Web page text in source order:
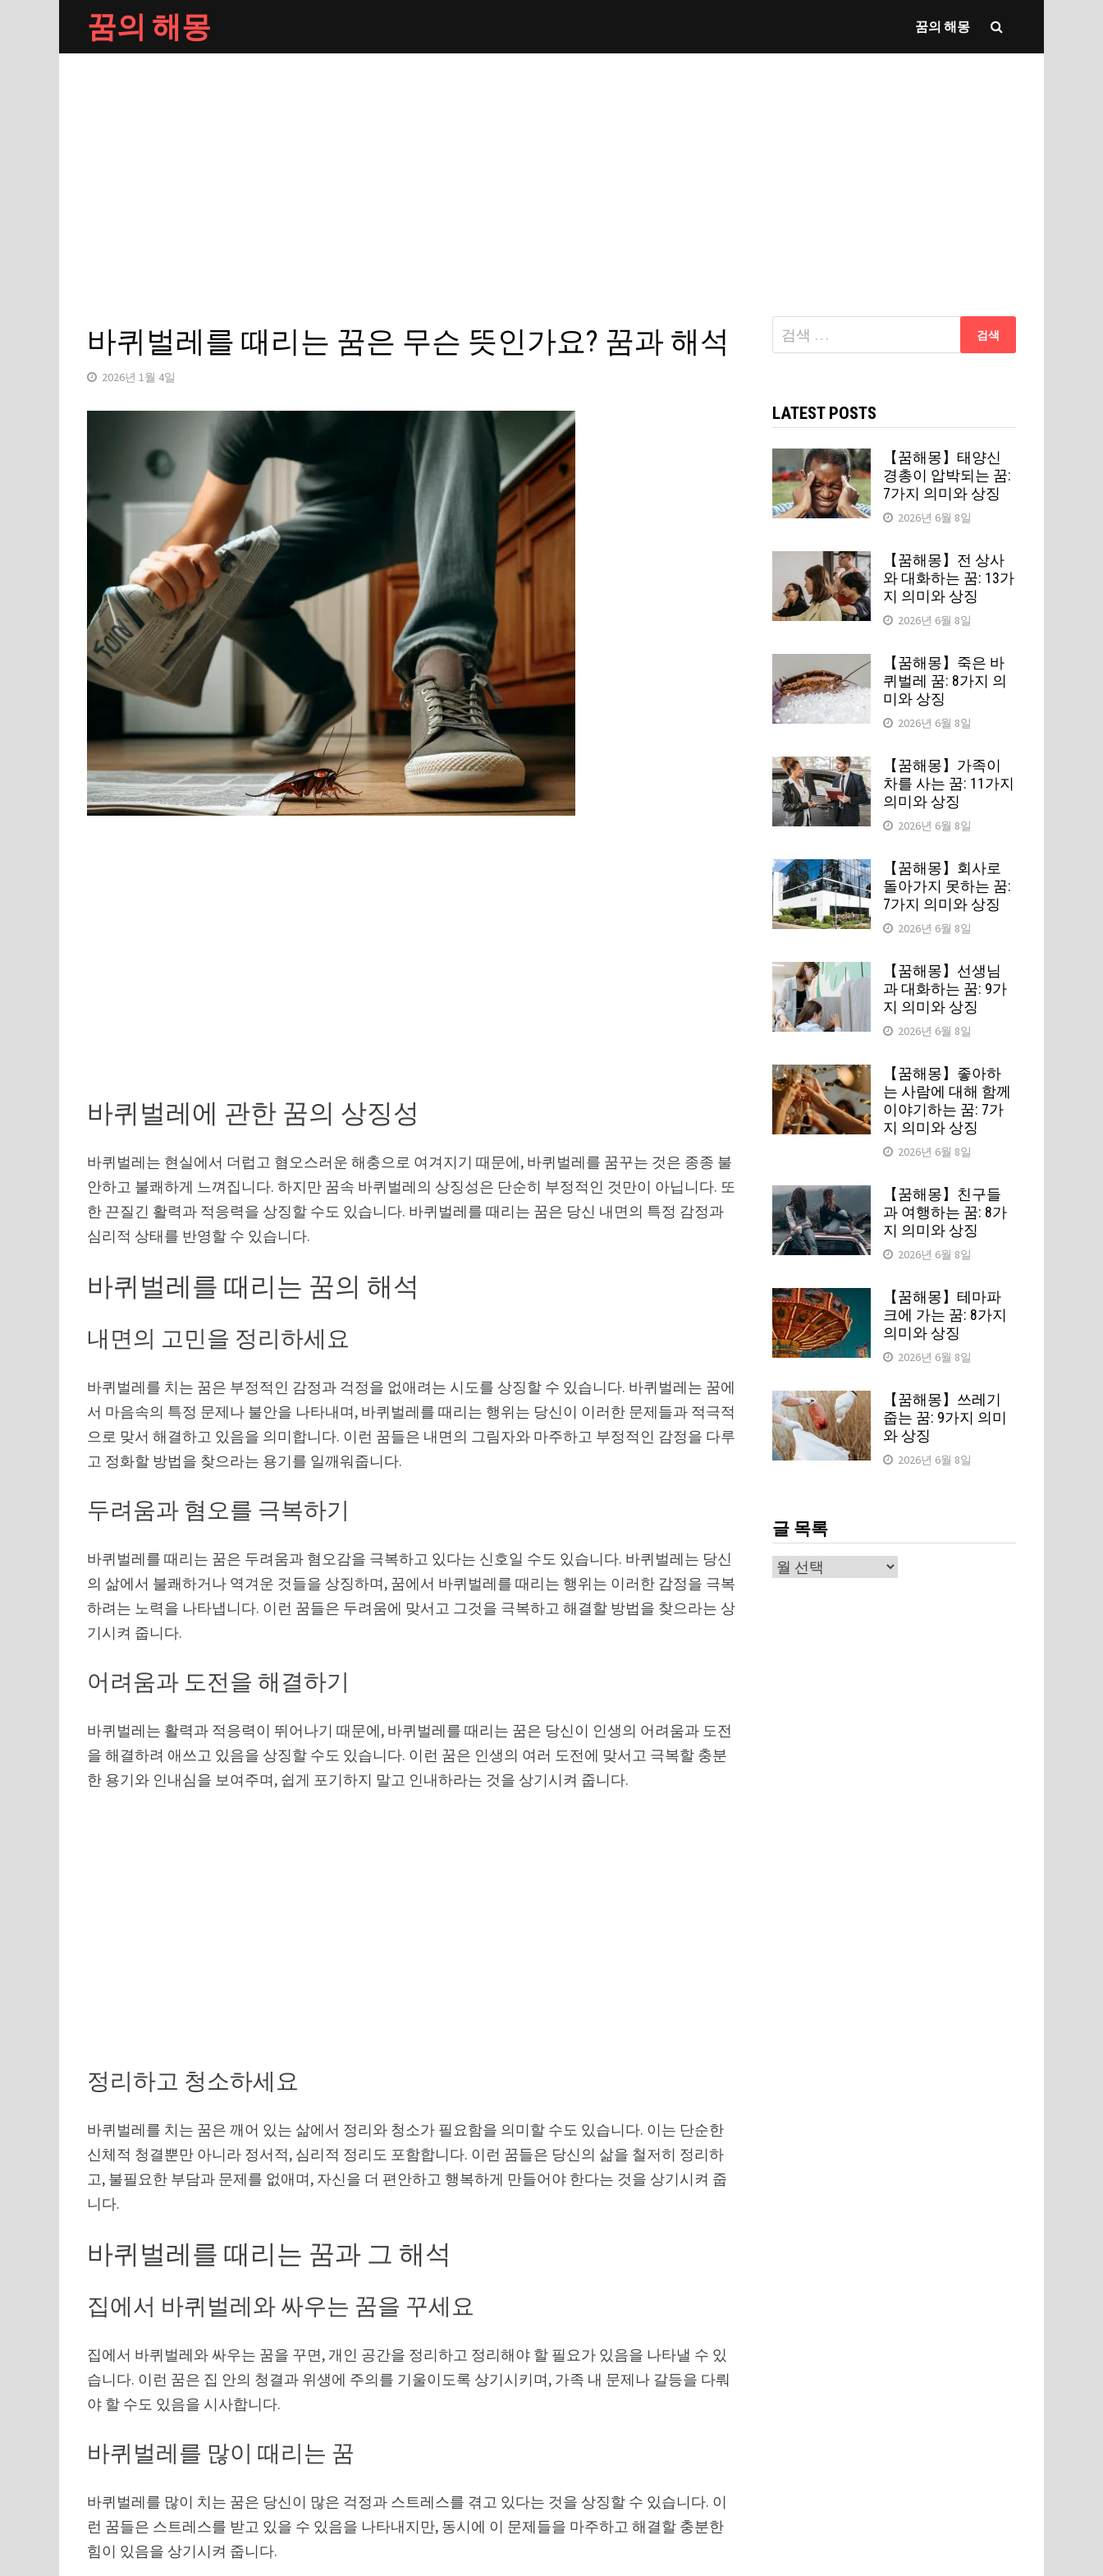
content
꿈의 해몽 꿈의 해몽
바퀴벌레를 때리는 꿈은 무슨 뜻인가요? 꿈과 해석
2026년 1월 4일
바퀴벌레에 관한 꿈의 상징성
바퀴벌레는 현실에서 더럽고 혐오스러운 해충으로 여겨지기 때문에, 바퀴벌레를 꿈꾸는 것은 종종 불
안하고 불쾌하게 느껴집니다. 하지만 꿈속 바퀴벌레의 상징성은 단순히 부정적인 것만이 아닙니다. 또
한 끈질긴 활력과 적응력을 상징할 수도 있습니다. 바퀴벌레를 때리는 꿈은 당신 내면의 특정 감정과
심리적 상태를 반영할 수 있습니다.
바퀴벌레를 때리는 꿈의 해석
내면의 고민을 정리하세요
바퀴벌레를 치는 꿈은 부정적인 감정과 걱정을 없애려는 시도를 상징할 수 있습니다. 바퀴벌레는 꿈에
서 마음속의 특정 문제나 불안을 나타내며, 바퀴벌레를 때리는 행위는 당신이 이러한 문제들과 적극적
으로 맞서 해결하고 있음을 의미합니다. 이런 꿈들은 내면의 그림자와 마주하고 부정적인 감정을 다루
고 정화할 방법을 찾으라는 용기를 일깨워줍니다.
두려움과 혐오를 극복하기
바퀴벌레를 때리는 꿈은 두려움과 혐오감을 극복하고 있다는 신호일 수도 있습니다. 바퀴벌레는 당신
의 삶에서 불쾌하거나 역겨운 것들을 상징하며, 꿈에서 바퀴벌레를 때리는 행위는 이러한 감정을 극복
하려는 노력을 나타냅니다. 이런 꿈들은 두려움에 맞서고 그것을 극복하고 해결할 방법을 찾으라는 상
기시켜 줍니다.
어려움과 도전을 해결하기
바퀴벌레는 활력과 적응력이 뛰어나기 때문에, 바퀴벌레를 때리는 꿈은 당신이 인생의 어려움과 도전
을 해결하려 애쓰고 있음을 상징할 수도 있습니다. 이런 꿈은 인생의 여러 도전에 맞서고 극복할 충분
한 용기와 인내심을 보여주며, 쉽게 포기하지 말고 인내하라는 것을 상기시켜 줍니다.
정리하고 청소하세요
바퀴벌레를 치는 꿈은 깨어 있는 삶에서 정리와 청소가 필요함을 의미할 수도 있습니다. 이는 단순한
신체적 청결뿐만 아니라 정서적, 심리적 정리도 포함합니다. 이런 꿈들은 당신의 삶을 철저히 정리하
고, 불필요한 부담과 문제를 없애며, 자신을 더 편안하고 행복하게 만들어야 한다는 것을 상기시켜 줍
니다.
바퀴벌레를 때리는 꿈과 그 해석
집에서 바퀴벌레와 싸우는 꿈을 꾸세요
집에서 바퀴벌레와 싸우는 꿈을 꾸면, 개인 공간을 정리하고 정리해야 할 필요가 있음을 나타낼 수 있
습니다. 이런 꿈은 집 안의 청결과 위생에 주의를 기울이도록 상기시키며, 가족 내 문제나 갈등을 다뤄
야 할 수도 있음을 시사합니다.
바퀴벌레를 많이 때리는 꿈
바퀴벌레를 많이 치는 꿈은 당신이 많은 걱정과 스트레스를 겪고 있다는 것을 상징할 수 있습니다. 이
런 꿈들은 스트레스를 받고 있을 수 있음을 나타내지만, 동시에 이 문제들을 마주하고 해결할 충분한
힘이 있음을 상기시켜 줍니다.
다
음
LATEST POSTS
【꿈해몽】태양신
경총이 압박되는 꿈:
7가지 의미와 상징
2026년 6월 8일
【꿈해몽】전 상사
와 대화하는 꿈: 13가
지 의미와 상징
2026년 6월 8일
【꿈해몽】죽은 바
퀴벌레 꿈: 8가지 의
미와 상징
2026년 6월 8일
【꿈해몽】가족이
차를 사는 꿈: 11가지
의미와 상징
2026년 6월 8일
【꿈해몽】회사로
돌아가지 못하는 꿈:
7가지 의미와 상징
2026년 6월 8일
【꿈해몽】선생님
과 대화하는 꿈: 9가
지 의미와 상징
2026년 6월 8일
【꿈해몽】좋아하
는 사람에 대해 함께
이야기하는 꿈: 7가
지 의미와 상징
2026년 6월 8일
【꿈해몽】친구들
과 여행하는 꿈: 8가
지 의미와 상징
2026년 6월 8일
【꿈해몽】테마파
크에 가는 꿈: 8가지
의미와 상징
2026년 6월 8일
【꿈해몽】쓰레기
줍는 꿈: 9가지 의미
와 상징
2026년 6월 8일
글 목록
글